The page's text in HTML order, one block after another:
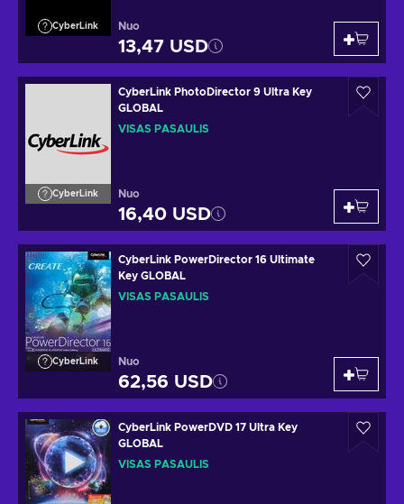
CyberLink Nuo
13,47 USD
CyberLink
CyberLink PhotoDirector 9 Ultra Key
GLOBAL
VISAS PASAULIS
Nuo
16,40 USD
CyberLink
CyberLink PowerDirector 16 Ultimate
Key GLOBAL
VISAS PASAULIS
Nuo
62,56 USD
CyberLink PowerDVD 17 Ultra Key
GLOBAL
VISAS PASAULIS